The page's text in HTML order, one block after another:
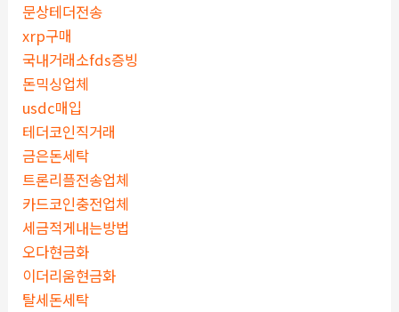
문상테더전송
xrp구매
국내거래소fds증빙
돈믹싱업체
usdc매입
테더코인직거래
금은돈세탁
트론리플전송업체
카드코인충전업체
세금적게내는방법
오다현금화
이더리움현금화
탈세돈세탁